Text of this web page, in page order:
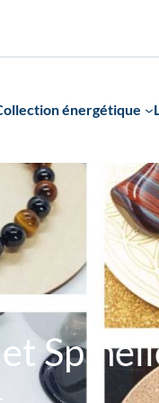
énergétique